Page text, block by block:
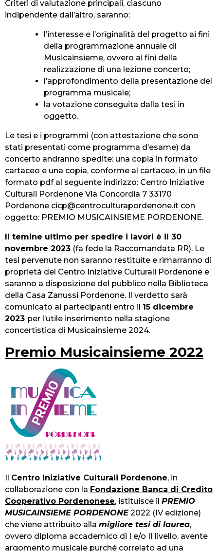
Criteri di valutazione principali, ciascuno
indipendente dall’altro, saranno:
l’interesse e l’originalità del progetto ai fini
della programmazione annuale di
Musicainsieme, ovvero ai fini della
realizzazione di una lezione concerto;
l’approfondimento della presentazione del
programma musicale;
la votazione conseguita dalla tesi in
oggetto.
Le tesi e i programmi (con attestazione che sono
stati presentati come programma d’esame) da
concerto andranno spedite: una copia in formato
cartaceo e una copia, conforme al cartaceo, in un file
formato pdf al seguente indirizzo: Centro Iniziative
Culturali Pordenone Via Concordia 7 33170
Pordenone cicp@centroculturapordenone.it con
oggetto: PREMIO MUSICAINSIEME PORDENONE.
Il temine ultimo per spedire i lavori è il 30
novembre 2023 (fa fede la Raccomandata RR). Le
tesi pervenute non saranno restituite e rimarranno di
proprietà del Centro Iniziative Culturali Pordenone e
saranno a disposizione del pubblico nella Biblioteca
della Casa Zanussi Pordenone. Il verdetto sarà
comunicato ai partecipanti entro il 15 dicembre
2023 per l’utile inserimento nella stagione
concertistica di Musicainsieme 2024.
Premio Musicainsieme 2022
Il Centro Iniziative Culturali Pordenone, in
collaborazione con la Fondazione Banca di Credito
Cooperativo Pordenonese, istituisce il PREMIO
MUSICAINSIEME PORDENONE 2022 (IV edizione)
che viene attribuito alla migliore tesi di laurea,
ovvero diploma accademico di I e/o II livello, avente
argomento musicale purché correlato ad una